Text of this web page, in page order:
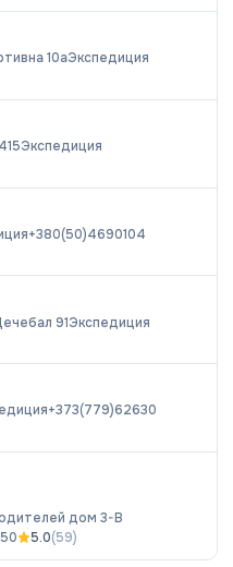
10аЭкспедиция
Экспедиция
+380(50)4690104
91Экспедиция
+373(779)62630
дом 3-В
5.0(59)